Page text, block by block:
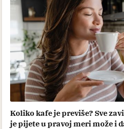
Koliko kafe je previše? Sve
je pijete u pravoj meri može i